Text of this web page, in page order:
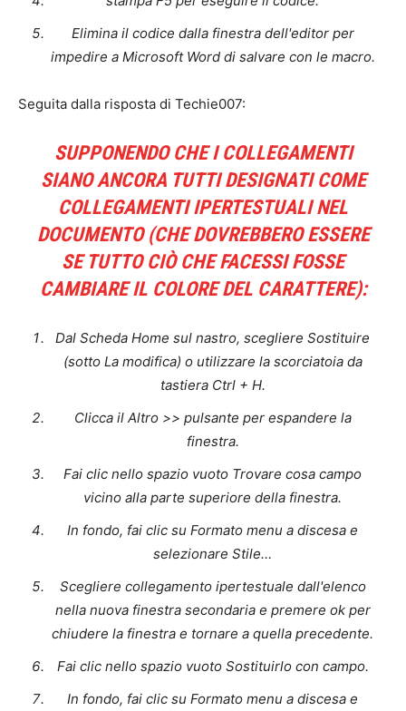
Elimina il codice dalla finestra dell'editor per
impedire a Microsoft Word di salvare con le macro.
Seguita dalla risposta di Techie007:
SUPPONENDO CHE I COLLEGAMENTI
SIANO ANCORA TUTTI DESIGNATI COME
COLLEGAMENTI IPERTESTUALI NEL
DOCUMENTO (CHE DOVREBBERO ESSERE
SE TUTTO CIÒ CHE FACESSI FOSSE
CAMBIARE IL COLORE DEL CARATTERE):
Dal Scheda Home sul nastro, scegliere Sostituire
(sotto La modifica) o utilizzare la scorciatoia da
tastiera Ctrl + H.
Clicca il Altro >> pulsante per espandere la
finestra.
Fai clic nello spazio vuoto Trovare cosa campo
vicino alla parte superiore della finestra.
In fondo, fai clic su Formato menu a discesa e
selezionare Stile…
Scegliere collegamento ipertestuale dall'elenco
nella nuova finestra secondaria e premere okper
chiudere la finestra e tornare a quella precedente.
Fai clic nello spazio vuoto Sostituirlo con campo.
In fondo, fai clic su Formato menu a discesa e